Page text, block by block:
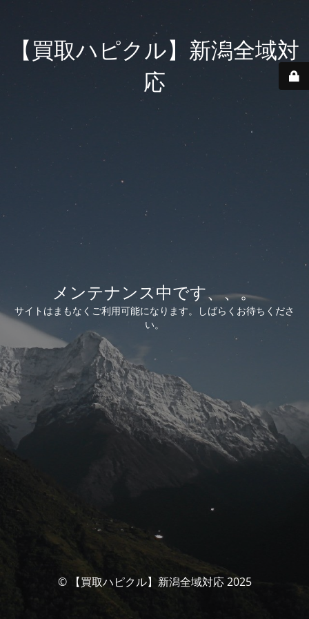
【買取ハピクル】新潟全域対
応
メンテナンス中です、、。
サイトはまもなくご利用可能になります。しばらくお待ちくださ
い。
© 【買取ハピクル】新潟全域対応 2025